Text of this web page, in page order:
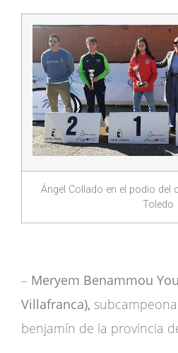
Ángel Collado en el podio del
Toledo
– Meryem Benammou
Villafranca),
benjamín de la provincia